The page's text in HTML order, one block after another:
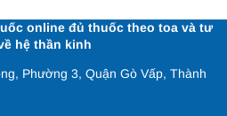
online đủ thuốc theo toa và tư
hệ thần kinh
Phường 3, Quận Gò Vấp, Thành